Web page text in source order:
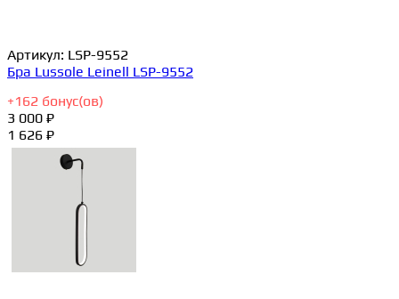
Артикул: LSP-9552
Бра Lussole Leinell LSP-9552
+162 бонус(ов)
3 000 ₽
1 626 ₽